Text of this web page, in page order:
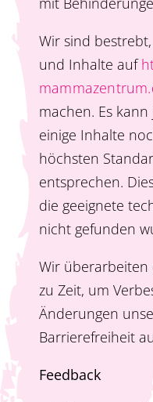
Wir sind
und Inhalte auf
machen. Es
einige Inhalte
höchsten
entsprechen.
die geeignete
nicht gefunden
Wir überarbeiten
zu Zeit, um
Änderungen
Barrierefreiheit
Feedback